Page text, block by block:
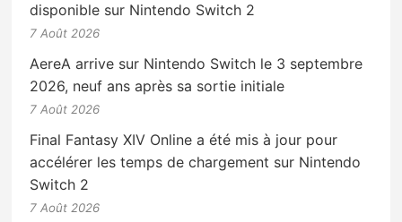
disponible sur Nintendo Switch 2
7 Août 2026
AereA arrive sur Nintendo Switch le 3 septembre
2026, neuf ans après sa sortie initiale
7 Août 2026
Final Fantasy XIV Online a été mis à jour pour
accélérer les temps de chargement sur Nintendo
Switch 2
7 Août 2026